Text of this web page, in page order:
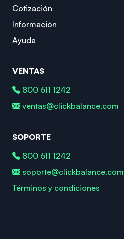
Cotización
Información
Ayuda
VENTAS
800 611 1242
ventas@clickbalance.com
SOPORTE
800 611 1242
soporte@clickbalance.com
Términos y condiciones